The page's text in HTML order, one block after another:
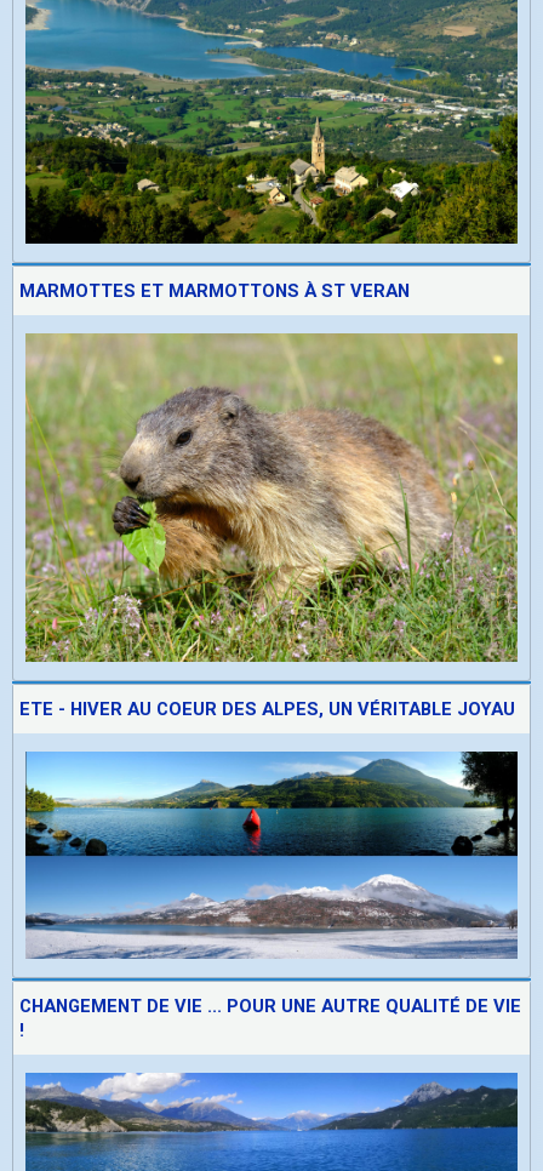
MARMOTTES ET MARMOTTONS À ST VERAN
ETE - HIVER AU COEUR DES ALPES, UN VÉRITABLE JOYAU
CHANGEMENT DE VIE ... POUR UNE AUTRE QUALITÉ DE VIE
!